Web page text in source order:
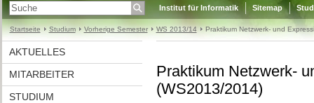
Institut für Informatik Sitemap
Startseite Studium Vorherige Semester WS 2013/14 Praktikum Netzwerk- und
AKTUELLES
MITARBEITER
STUDIUM
Praktikum Netzwerk-
(WS2013/2014)